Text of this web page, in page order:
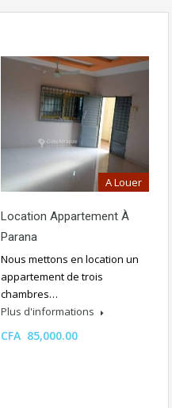
A Louer
Location Appartement À
Parana
Nous mettons en location un
appartement de trois
chambres…
Plus d'informations
CFA 85,000.00